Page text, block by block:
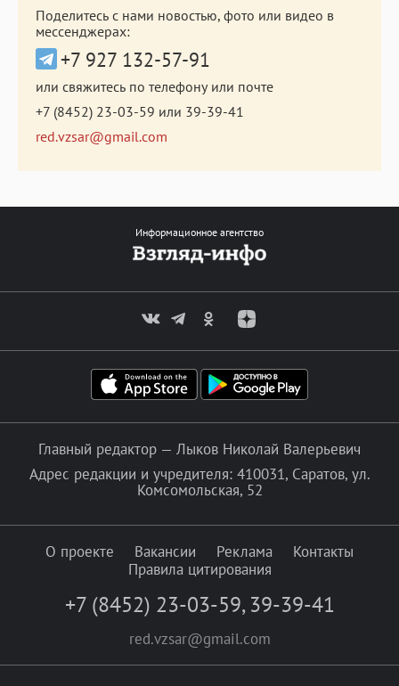
Поделитесь с нами новостью, фото или видео в
мессенджерах:
+7 927 132-57-91
или свяжитесь по телефону или почте
+7 (8452) 23-03-59 или 39-39-41
red.vzsar@gmail.com
Информационное агентство
Главный редактор — Лыков Николай Валерьевич
Адрес редакции и учредителя: 410031, Саратов, ул.
Комсомольская, 52
О проекте Вакансии Реклама
Контакты
Правила цитирования
+7 (8452) 23-03-59, 39-39-41
red.vzsar@gmail.com